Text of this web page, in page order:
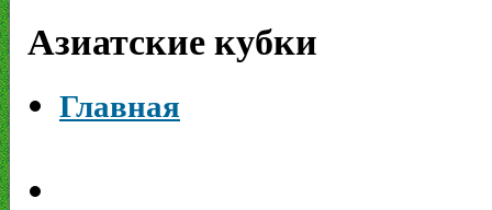
Азиатские кубки
Главная